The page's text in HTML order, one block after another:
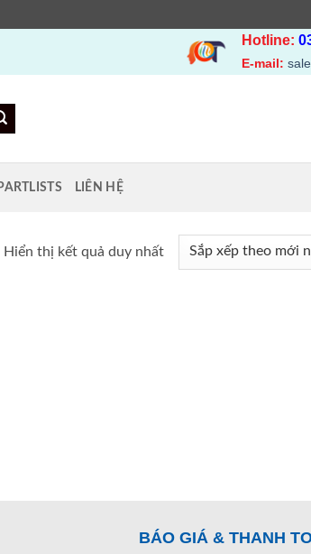
Hotline:
E-mail:
PARTLISTS LIÊN HỆ
Hiển thị kết quả duy nhất
BÁO GIÁ & THANH